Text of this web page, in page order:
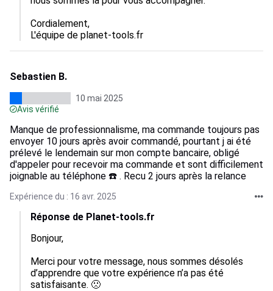
Cordialement,
L'équipe de planet-tools.fr
Sebastien B.
10 mai 2025
Avis vérifié
Manque de professionnalisme, ma commande toujours pas
envoyer 10 jours après avoir commandé, pourtant j ai été
prélevé le lendemain sur mon compte bancaire, obligé
d'appeler pour recevoir ma commande et sont difficilement
joignable au téléphone ☎️ . Recu 2 jours après la relance
Expérience du : 16 avr. 2025
Réponse de Planet-tools.fr
Bonjour,
Merci pour votre message, nous sommes désolés
d’apprendre que votre expérience n’a pas été
satisfaisante. 🙁